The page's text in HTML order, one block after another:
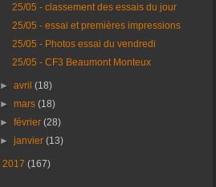
25/05 - classement des essais du jour
25/05 - essai et premières impressions
25/05 - Photos essai du vendredi
25/05 - CF3 Beaumont Monteux
►avril(18)
►mars(18)
►février(28)
►janvier(13)
2017 (167)